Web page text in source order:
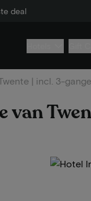
deal
| incl. 3-
van